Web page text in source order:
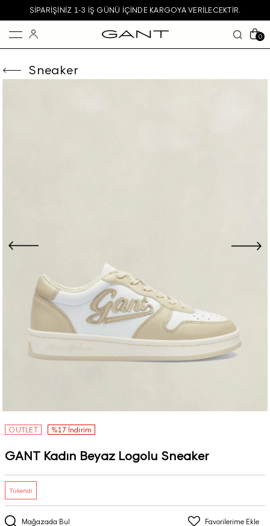
SIPARIŞINIZ 1-3 IŞ GÜNÜ IÇINDE KARGOYA VERILECEKTIR.
0
Sneaker
OUTLET %17 İndirim
GANT Kadın Beyaz Logolu Sneaker
Mağazada Bul Favorilerime Ekle
Tükendi